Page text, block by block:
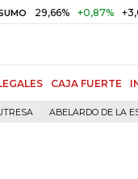
+0,87% +3,02%
CAJA FUERTE
ABELARDO DE LA